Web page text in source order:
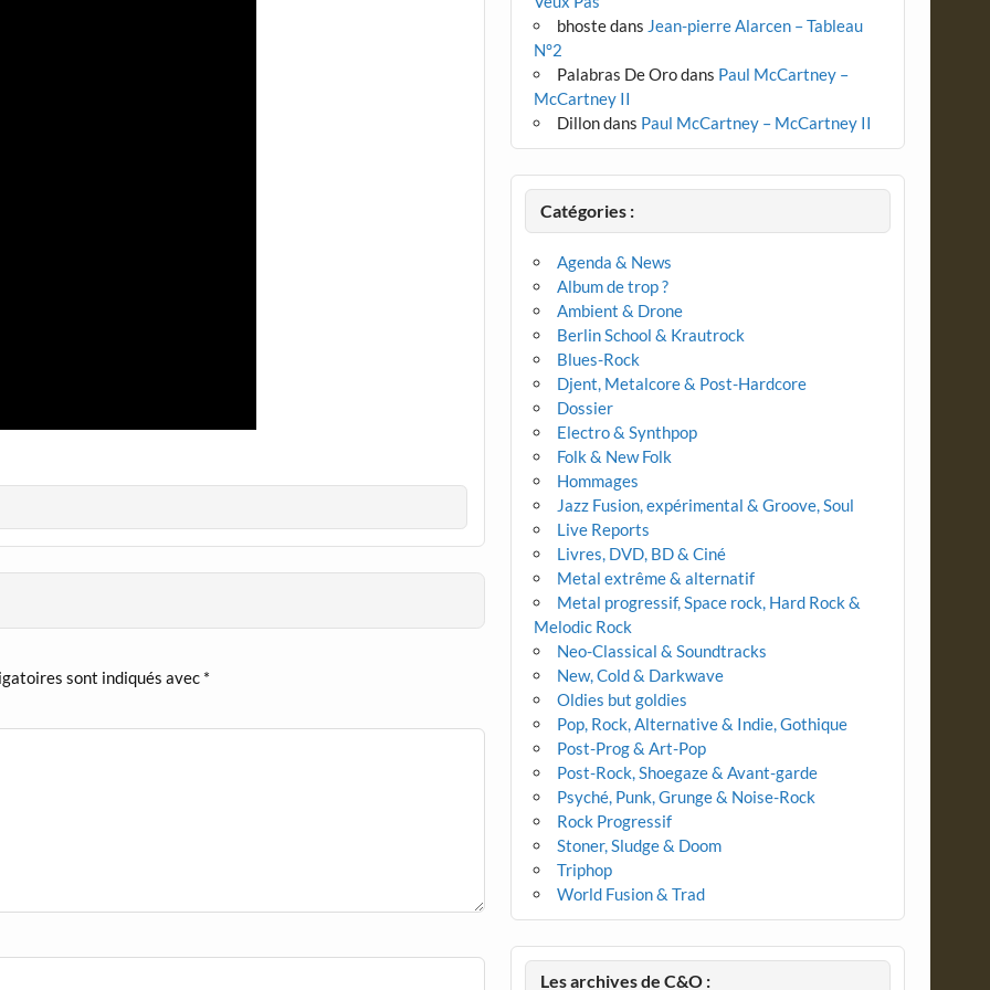
sont indiqués avec *
bhostedans Jean-pierre Alarcen – Tableau
N°2
Palabras De Orodans Paul McCartney –
McCartney II
Dillondans Paul McCartney – McCartney II
Catégories :
Agenda & News
Album de trop ?
Ambient & Drone
Berlin School & Krautrock
Blues-Rock
Djent, Metalcore & Post-Hardcore
Dossier
Electro & Synthpop
Folk & New Folk
Hommages
Jazz Fusion, expérimental & Groove, Soul
Live Reports
Livres, DVD, BD & Ciné
Metal extrême & alternatif
Metal progressif, Space rock, Hard Rock &
Melodic Rock
Neo-Classical & Soundtracks
New, Cold & Darkwave
Oldies but goldies
Pop, Rock, Alternative & Indie, Gothique
Post-Prog & Art-Pop
Post-Rock, Shoegaze & Avant-garde
Psyché, Punk, Grunge & Noise-Rock
Rock Progressif
Stoner, Sludge & Doom
Triphop
World Fusion & Trad
Les archives de C&O :